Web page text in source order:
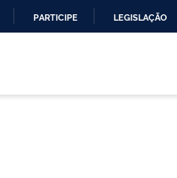
PARTICIPE LEGISLAÇÃO